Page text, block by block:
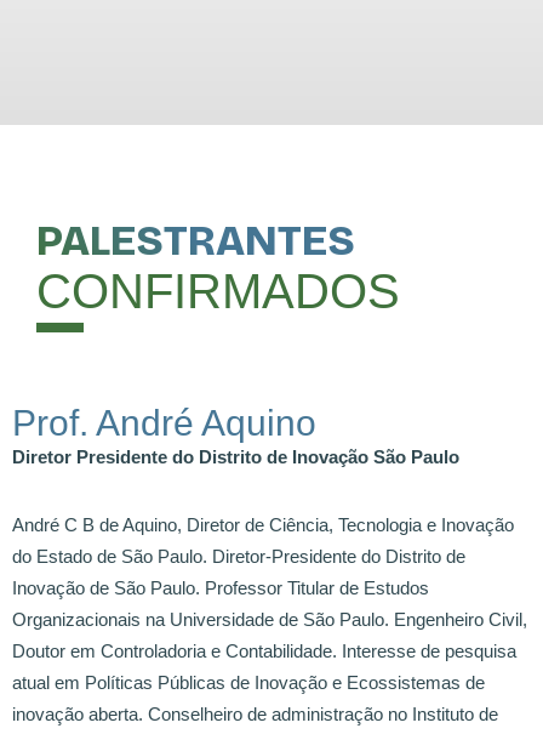
PALESTRANTES
CONFIRMADOS
Prof. André Aquino
Diretor Presidente do Distrito de Inovação São Paulo
André C B de Aquino, Diretor de Ciência, Tecnologia e Inovação
do Estado de São Paulo. Diretor-Presidente do Distrito de
Inovação de São Paulo. Professor Titular de Estudos
Organizacionais na Universidade de São Paulo. Engenheiro Civil,
Doutor em Controladoria e Contabilidade. Interesse de pesquisa
atual em Políticas Públicas de Inovação e Ecossistemas de
inovação aberta. Conselheiro de administração no Instituto de